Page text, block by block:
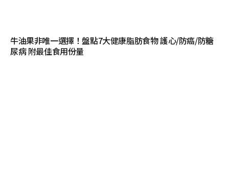
牛油果非唯一選擇！盤點7大健康脂肪食物 護心/防癌/防糖
尿病 附最佳食用份量